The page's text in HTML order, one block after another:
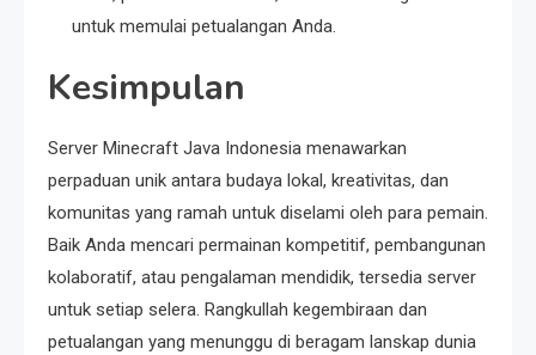
untuk memulai petualangan Anda.
Kesimpulan
Server Minecraft Java Indonesia menawarkan
perpaduan unik antara budaya lokal, kreativitas, dan
komunitas yang ramah untuk diselami oleh para pemain.
Baik Anda mencari permainan kompetitif, pembangunan
kolaboratif, atau pengalaman mendidik, tersedia server
untuk setiap selera. Rangkullah kegembiraan dan
petualangan yang menunggu di beragam lanskap dunia